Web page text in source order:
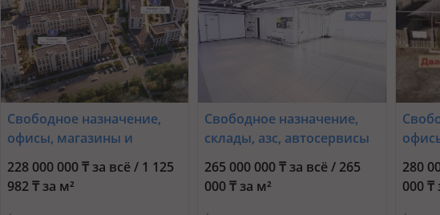
Свободное назначение,
офисы, магазины и
бутики, склады, общепит,
салоны красоты,
медцентры и аптеки,
228 000 000 ₸ за всё / 1 125
982 ₸ за м²
Свободное назначение,
склады, азс, автосервисы
и автомойки, бани,
гостиницы и зоны отдыха,
медцентры и аптеки,
265 000 000 ₸ за всё / 265
000 ₸ за м²
280
000 ₸